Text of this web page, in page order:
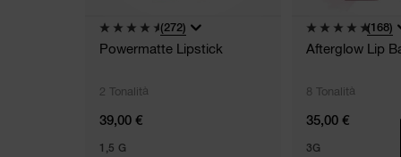
(272)
Powermatte Lipstick
2 Tonalità
39,00 €
1,5 G
(168)
Afterglow Lip
8 Tonalità
35,00 €
3G